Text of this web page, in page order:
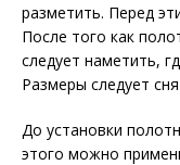
разметить. Перед
После того как
следует наметить,
Размеры следует
До установки
этого можно